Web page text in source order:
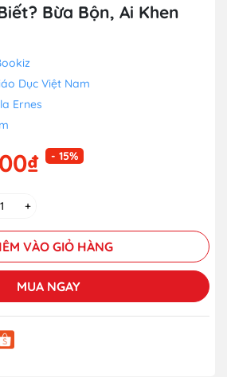
Bừa Bộn, Ai Khen
Dục Việt Nam
Ernes
- 15%
+
VÀO GIỎ HÀNG
MUA NGAY